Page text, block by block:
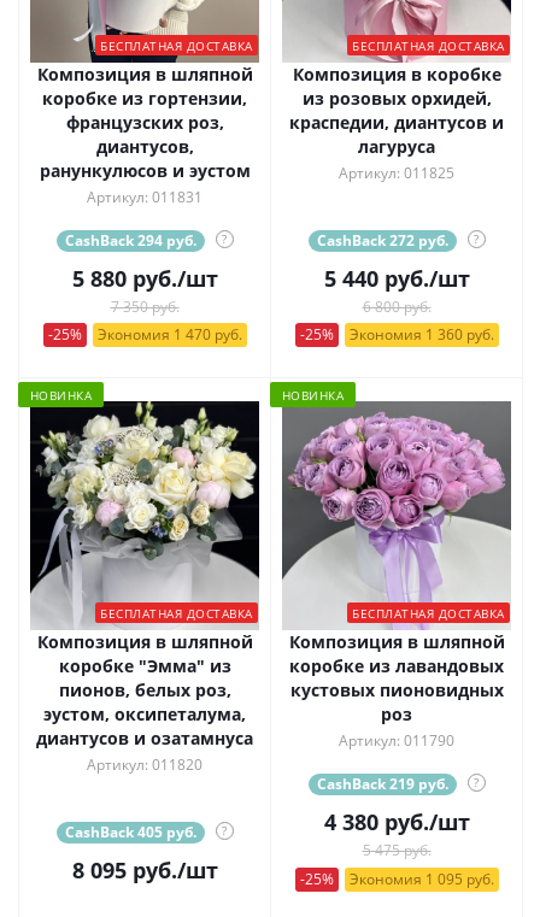
БЕСПЛАТНАЯ ДОСТАВКА
Композиция в шляпной
коробке из гортензии,
французских роз,
диантусов,
ранункулюсов и эустом
Артикул: 011831
CashBack 294 руб. ?
5 880руб./шт
7 350 руб.
-25%
Экономия 1 470 руб.
БЕСПЛАТНАЯ ДОСТАВКА
Композиция в коробке
из розовых орхидей,
краспедии, диантусов и
лагуруса
Артикул: 011825
CashBack 272 руб. ?
5 440руб./шт
6 800 руб.
-25%
Экономия 1 360 руб.
НОВИНКА
БЕСПЛАТНАЯ ДОСТАВКА
Композиция в шляпной
коробке "Эмма" из
пионов, белых роз,
эустом, оксипеталума,
диантусов и озатамнуса
Артикул: 011820
CashBack 405 руб. ?
8 095руб./шт
НОВИНКА
БЕСПЛАТНАЯ ДОСТАВКА
Композиция в шляпной
коробке из лавандовых
кустовых пионовидных
роз
Артикул: 011790
CashBack 219 руб. ?
4 380руб./шт
5 475 руб.
-25%
Экономия 1 095 руб.